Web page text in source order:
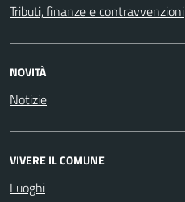
Tributi, finanze e contravvenzioni
NOVITÀ
Notizie
VIVERE IL COMUNE
Luoghi